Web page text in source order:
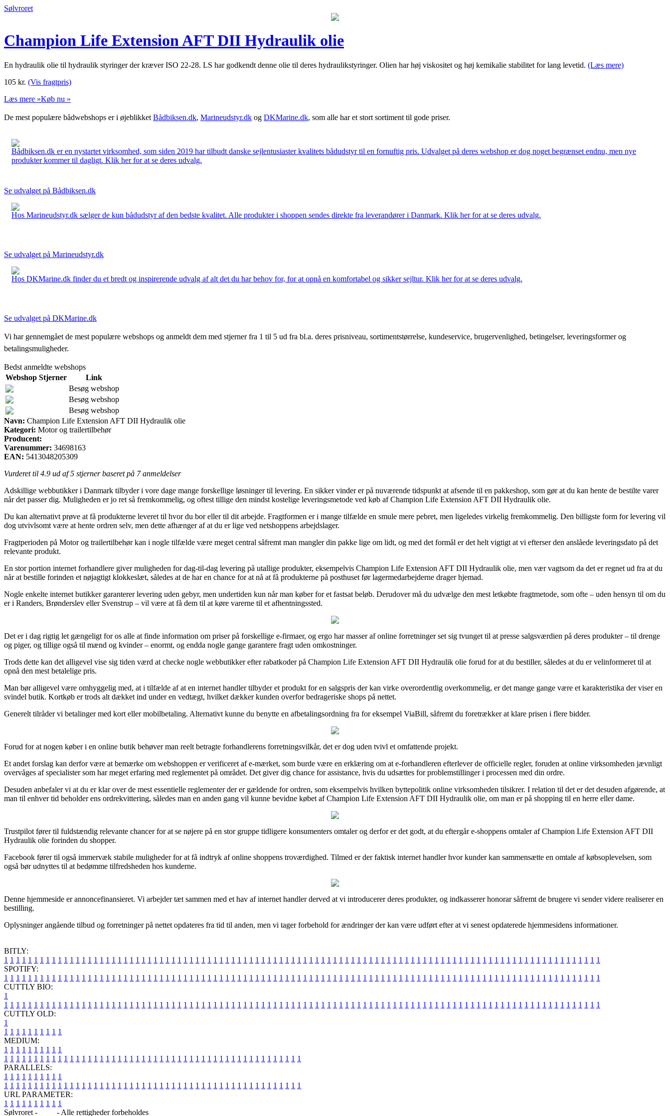
Sølvroret
Champion Life Extension AFT DII Hydraulik olie
En hydraulik olie til hydraulik styringer der kræver ISO 22-28. LS har godkendt denne olie til deres hydraulikstyringer. Olien har høj viskositet og høj kemikalie stabilitet for lang levetid. (Læs mere)
105 kr. (Vis fragtpris)
Læs mere »Køb nu »
De mest populære bådwebshops er i øjeblikket Bådbiksen.dk, Marineudstyr.dk og DKMarine.dk, som alle har et stort sortiment til gode priser.
Bådbiksen.dk er en nystartet virksomhed, som siden 2019 har tilbudt danske sejlentusiaster kvalitets bådudstyr til en fornuftig pris. Udvalget på deres webshop er dog noget begrænset endnu, men nye
produkter kommer til dagligt. Klik her for at se deres udvalg.
Se udvalget på Bådbiksen.dk
Hos Marineudstyr.dk sælger de kun bådudstyr af den bedste kvalitet. Alle produkter i shoppen sendes direkte fra leverandører i Danmark. Klik her for at se deres udvalg.
Se udvalget på Marineudstyr.dk
Hos DKMarine.dk finder du et bredt og inspirerende udvalg af alt det du har behov for, for at opnå en komfortabel og sikker sejltur. Klik her for at se deres udvalg.
Se udvalget på DKMarine.dk
Vi har gennemgået de mest populære webshops og anmeldt dem med stjerner fra 1 til 5 ud fra bl.a. deres prisniveau, sortimentstørrelse, kundeservice, brugervenlighed, betingelser, leveringsformer og
betalingsmuligheder.
Bedst anmeldte webshops
Webshop Stjerner
Link
Besøg webshop
Besøg webshop
Besøg webshop
Navn: Champion Life Extension AFT DII Hydraulik olie
Kategori: Motor og trailertilbehør
Producent:
Varenummer: 34698163
EAN: 5413048205309
Vurderet til 4.9 ud af 5 stjerner baseret på 7anmeldelser
Adskillige webbutikker i Danmark tilbyder i vore dage mange forskellige løsninger til levering. En sikker vinder er på nuværende tidspunkt at afsende til en pakkeshop, som gør at du kan hente de bestilte varer
når det passer dig. Muligheden er jo ret så fremkommelig, og oftest tillige den mindst kostelige leveringsmetode ved køb af Champion Life Extension AFT DII Hydraulik olie.
Du kan alternativt prøve at få produkterne leveret til hvor du bor eller til dit arbejde. Fragtformen er i mange tilfælde en smule mere pebret, men ligeledes virkelig fremkommelig. Den billigste form for levering vil
dog utvivlsomt være at hente ordren selv, men dette afhænger af at du er lige ved netshoppens arbejdslager.
Fragtperioden på Motor og trailertilbehør kan i nogle tilfælde være meget central såfremt man mangler din pakke lige om lidt, og med det formål er det helt vigtigt at vi efterser den anslåede leveringsdato på det
relevante produkt.
En stor portion internet forhandlere giver muligheden for dag-til-dag levering på utallige produkter, eksempelvis Champion Life Extension AFT DII Hydraulik olie, men vær vagtsom da det er regnet ud fra at du
når at bestille forinden et nøjagtigt klokkeslæt, således at de har en chance for at nå at få produkterne på posthuset før lagermedarbejderne drager hjemad.
Nogle enkelte internet butikker garanterer levering uden gebyr, men undertiden kun når man køber for et fastsat beløb. Derudover må du udvælge den mest letkøbte fragtmetode, som ofte – uden hensyn til om du
er i Randers, Brønderslev eller Svenstrup – vil være at få dem til at køre varerne til et afhentningssted.
Det er i dag rigtig let gængeligt for os alle at finde information om priser på forskellige e-firmaer, og ergo har masser af online forretninger set sig tvunget til at presse salgsværdien på deres produkter – til drenge
og piger, og tillige også til mænd og kvinder – enormt, og endda nogle gange garantere fragt uden omkostninger.
Trods dette kan det alligevel vise sig tiden værd at checke nogle webbutikker efter rabatkoder på Champion Life Extension AFT DII Hydraulik olie forud for at du bestiller, således at du er velinformeret til at
opnå den mest betalelige pris.
Man bør alligevel være omhyggelig med, at i tilfælde af at en internet handler tilbyder et produkt for en salgspris der kan virke overordentlig overkommelig, er det mange gange være et karakteristika der viser en
svindel butik. Kortkøb er trods alt dækket ind under en vedtægt, hvilket dækker kunden overfor bedrageriske shops på nettet.
Generelt tilråder vi betalinger med kort eller mobilbetaling. Alternativt kunne du benytte en afbetalingsordning fra for eksempel ViaBill, såfremt du foretrækker at klare prisen i flere bidder.
Forud for at nogen køber i en online butik behøver man reelt betragte forhandlerens forretningsvilkår, det er dog uden tvivl et omfattende projekt.
Et andet forslag kan derfor være at bemærke om webshoppen er verificeret af e-mærket, som burde være en erklæring om at e-forhandleren efterlever de officielle regler, foruden at online virksomheden jævnligt
overvåges af specialister som har meget erfaring med reglementet på området. Det giver dig chance for assistance, hvis du udsættes for problemstillinger i processen med din ordre.
Desuden anbefaler vi at du er klar over de mest essentielle reglementer der er gældende for ordren, som eksempelvis hvilken byttepolitik online virksomheden tilsikrer. I relation til det er det desuden afgørende, at
man til enhver tid beholder ens ordrekvittering, således man en anden gang vil kunne bevidne købet af Champion Life Extension AFT DII Hydraulik olie, om man er på shopping til en herre eller dame.
Trustpilot fører til fuldstændig relevante chancer for at se nøjere på en stor gruppe tidligere konsumenters omtaler og derfor er det godt, at du eftergår e-shoppens omtaler af Champion Life Extension AFT DII
Hydraulik olie forinden du shopper.
Facebook fører til også immervæk stabile muligheder for at få indtryk af online shoppens troværdighed. Tilmed er der faktisk internet handler hvor kunder kan sammensætte en omtale af købsoplevelsen, som
også bør udnyttes til at bedømme tilfredsheden hos kunderne.
Denne hjemmeside er annoncefinansieret. Vi arbejder tæt sammen med et hav af internet handler derved at vi introducerer deres produkter, og indkasserer honorar såfremt de brugere vi sender videre realiserer en
bestilling.
Oplysninger angående tilbud og forretninger på nettet opdateres fra tid til anden, men vi tager forbehold for ændringer der kan være udført efter at vi senest opdaterede hjemmesidens informationer.
BITLY:
1 1 1 1 1 1 1 1 1 1 1 1 1 1 1 1 1 1 1 1 1 1 1 1 1 1 1 1 1 1 1 1 1 1 1 1 1 1 1 1 1 1 1 1 1 1 1 1 1 1 1 1 1 1 1 1 1 1 1 1 1 1 1 1 1 1 1 1 1 1 1 1 1 1 1 1 1 1 1 1 1 1 1 1 1 1 1 1 1 1 1 1 1 1 1 1 1 1 1 1
SPOTIFY:
1 1 1 1 1 1 1 1 1 1 1 1 1 1 1 1 1 1 1 1 1 1 1 1 1 1 1 1 1 1 1 1 1 1 1 1 1 1 1 1 1 1 1 1 1 1 1 1 1 1 1 1 1 1 1 1 1 1 1 1 1 1 1 1 1 1 1 1 1 1 1 1 1 1 1 1 1 1 1 1 1 1 1 1 1 1 1 1 1 1 1 1 1 1 1 1 1 1 1 1
CUTTLY BIO:
1
1 1 1 1 1 1 1 1 1 1 1 1 1 1 1 1 1 1 1 1 1 1 1 1 1 1 1 1 1 1 1 1 1 1 1 1 1 1 1 1 1 1 1 1 1 1 1 1 1 1 1 1 1 1 1 1 1 1 1 1 1 1 1 1 1 1 1 1 1 1 1 1 1 1 1 1 1 1 1 1 1 1 1 1 1 1 1 1 1 1 1 1 1 1 1 1 1 1 1 1
CUTTLY OLD:
1
1 1 1 1 1 1 1 1 1 1
MEDIUM:
1 1 1 1 1 1 1 1 1 1
1 1 1 1 1 1 1 1 1 1 1 1 1 1 1 1 1 1 1 1 1 1 1 1 1 1 1 1 1 1 1 1 1 1 1 1 1 1 1 1 1 1 1 1 1 1 1 1 1 1
PARALLELS:
1 1 1 1 1 1 1 1 1 1
1 1 1 1 1 1 1 1 1 1 1 1 1 1 1 1 1 1 1 1 1 1 1 1 1 1 1 1 1 1 1 1 1 1 1 1 1 1 1 1 1 1 1 1 1 1 1 1 1 1
URL PARAMETER:
1 1 1 1 1 1 1 1 1 1
Sølvroret -
- Alle rettigheder forbeholdes